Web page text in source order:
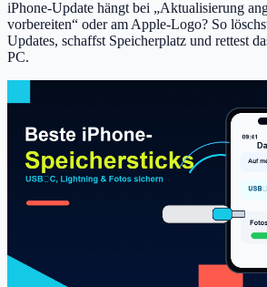
iPhone-Update hängt bei „Aktualisierung
vorbereiten“ oder am Apple-Logo? So
Updates, schaffst Speicherplatz und rettest
PC.